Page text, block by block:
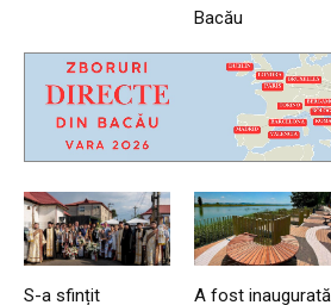
Bacău
S-a sfințit
A fost inaugurată